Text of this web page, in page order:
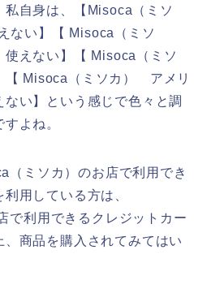
私自身は、【Misoca（ミソ
い】【 Misoca（ミソ
えない】【 Misoca（ミソ
Misoca（ミソカ） アメリ
い】という感じで色々と調
よね。
（ミソカ）のお店で利用でき
用している方は、
で利用できるクレジットカー
、商品を購入されてみてはい